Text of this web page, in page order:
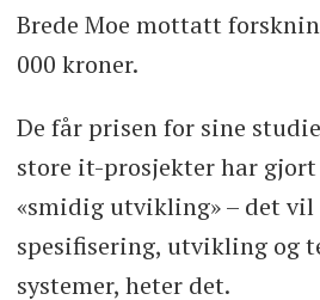
Brede Moe mottatt
000 kroner.
De får prisen for sine
store it-prosjekter har
«smidig utvikling» – det
spesifisering, utvikling og
systemer, heter det.